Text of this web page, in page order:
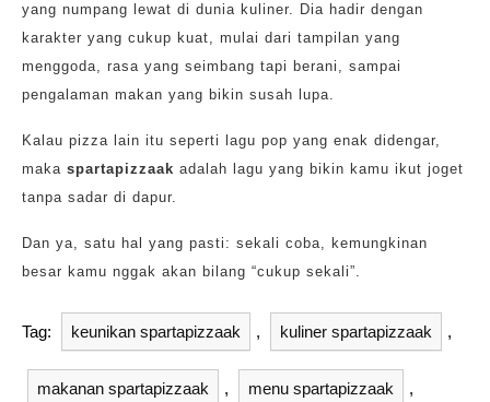
yang numpang lewat di dunia kuliner. Dia hadir dengan
karakter yang cukup kuat, mulai dari tampilan yang
menggoda, rasa yang seimbang tapi berani, sampai
pengalaman makan yang bikin susah lupa.
Kalau pizza lain itu seperti lagu pop yang enak didengar,
maka spartapizzaak adalah lagu yang bikin kamu ikut joget
tanpa sadar di dapur.
Dan ya, satu hal yang pasti: sekali coba, kemungkinan
besar kamu nggak akan bilang “cukup sekali”.
Tag: keunikan spartapizzaak , kuliner spartapizzaak ,
makanan spartapizzaak , menu spartapizzaak ,